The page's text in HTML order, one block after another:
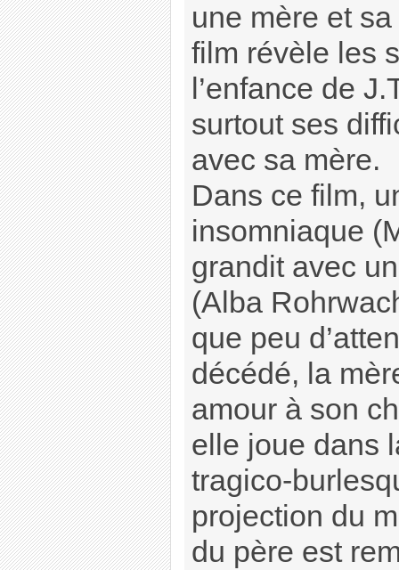
une mère et
film révèle les
l’enfance de
surtout ses
avec sa mère.
Dans ce film,
insomniaque
grandit avec
(Alba
que peu
décédé, la
amour à son
elle joue dans
tragico-
projection du
du père est